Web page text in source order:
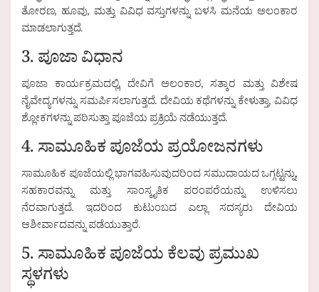
ತೋರಣ, ಹೂವು, ಮತ್ತು ವಿವಿಧ ವಸ್ತುಗಳನ್ನು ಬಳಸಿ ಮನೆಯ ಅಲಂಕಾರ
ಮಾಡಲಾಗುತ್ತದೆ.
3. ಪೂಜಾ ವಿಧಾನ
ಪೂಜಾ ಕಾರ್ಯಕ್ರಮದಲ್ಲಿ, ದೇವಿಗೆ ಅಲಂಕಾರ, ಸತ್ಕಾರ ಮತ್ತು ವಿಶೇಷ
ನೈವೇದ್ಯಗಳನ್ನು ಸಮರ್ಪಿಸಲಾಗುತ್ತದೆ. ದೇವಿಯ ಕಥೆಗಳನ್ನು ಕೇಳುತ್ತಾ, ವಿವಿಧ
ಶ್ಲೋಕಗಳನ್ನು ಪಠಿಸುತ್ತಾ ಪೂಜೆಯ ಪ್ರಕ್ರಿಯೆ ನಡೆಯುತ್ತದೆ.
4. ಸಾಮೂಹಿಕ ಪೂಜೆಯ ಪ್ರಯೋಜನಗಳು
ಸಾಮೂಹಿಕ ಪೂಜೆಯಲ್ಲಿ ಭಾಗವಹಿಸುವುದರಿಂದ ಸಮುದಾಯದ ಒಗ್ಗಟ್ಟನ್ನು,
ಸಹಕಾರವನ್ನು ಮತ್ತು ಸಾಂಸ್ಕೃತಿಕ ಪರಂಪರೆಯನ್ನು ಉಳಿಸಲು
ನೆರವಾಗುತ್ತದೆ. ಇದರಿಂದ ಕುಟುಂಬದ ಎಲ್ಲಾ ಸದಸ್ಯರು ದೇವಿಯ
ಆಶೀರ್ವಾದವನ್ನು ಪಡೆಯುತ್ತಾರೆ.
5. ಸಾಮೂಹಿಕ ಪೂಜೆಯ ಕೆಲವು ಪ್ರಮುಖ
ಸ್ಥಳಗಳು